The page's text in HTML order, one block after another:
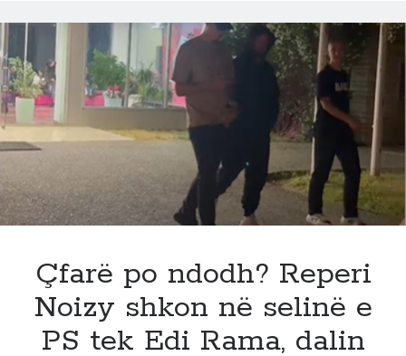
e
para
në
gjithë
vendin!
diferenca
mes
PS
dhe
“Shqipëria
Bëhet”
befason
Çfarë po ndodh? Reperi
Noizy shkon në selinë e
PS tek Edi Rama, dalin